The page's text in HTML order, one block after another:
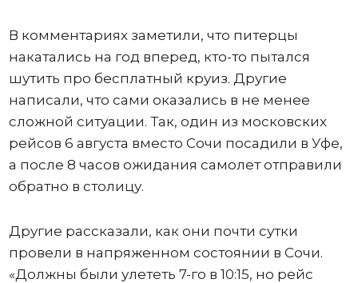
В комментариях заметили, что питерцы
накатались на год вперед, кто-то пытался
шутить про бесплатный круиз. Другие
написали, что сами оказались в не менее
сложной ситуации. Так, один из московских
рейсов 6 августа вместо Сочи посадили в Уфе,
а после 8 часов ожидания самолет отправили
обратно в столицу.
Другие рассказали, как они почти сутки
провели в напряженном состоянии в Сочи.
«Должны были улететь 7-го в 10:15, но рейс